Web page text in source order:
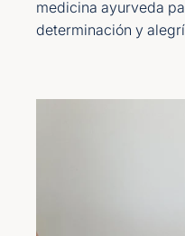
medicina ayurveda
determinación y